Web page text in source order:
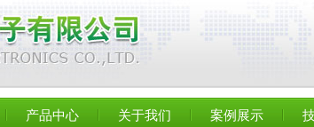
产品中心 关于我们 案例展示